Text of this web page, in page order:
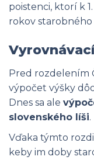
poistenci, ktorí k
rokov starobného
Pred rozdelením
výpočet výšky
Dnes sa ale
slovenského líši.
Vďaka týmto
keby im doby